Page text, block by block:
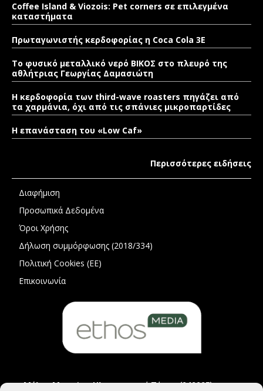
Coffee Island & Viozois: Pet corners σε επιλεγμένα
καταστήματα
Πρωταγωνιστής κερδοφορίας η Coca Cola 3E
Το φυσικό μεταλλικό νερό ΒΙΚΟΣ στο πλευρό της
αθλήτριας Γεωργίας Δαμασιώτη
Η κερδοφορία των third-wave roasters πηγάζει από
τα χαρμάνια, όχι από τις σπάνιες μικροπαρτίδες
Η επανάσταση του «Low Caf»
Περισσότερες ειδήσεις
Διαφήμιση
Προσωπικά Δεδομένα
Όροι Χρήσης
Δήλωση συμμόρφωσης (2018/334)
Πολιτική Cookies (ΕΕ)
Επικοινωνία
Μέλος Μητρώου Ηλεκτρονικού Τύπου (242225)